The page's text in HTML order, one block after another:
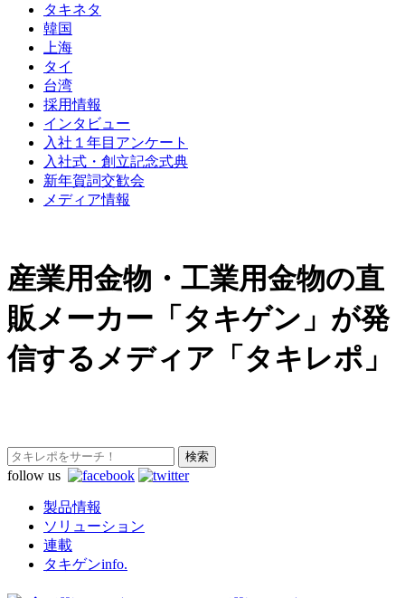
タキネタ
韓国
上海
タイ
台湾
採用情報
インタビュー
入社１年目アンケート
入社式・創立記念式典
新年賀詞交歓会
メディア情報
産業用金物・工業用金物の直
販メーカー「タキゲン」が発
信するメディア「タキレポ」
follow us
製品情報
ソリューション
連載
タキゲンinfo.